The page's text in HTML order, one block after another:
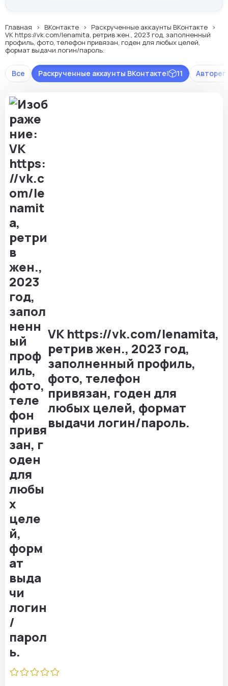
Главная ВКонтакте
Раскрученные аккаунты ВКонтакте
VK https://vk.com/lenamita, ретрив жен., 2023 год, заполненный
профиль, фото, телефон привязан, годен для любых целей,
формат выдачи логин/пароль.
Все Раскрученные аккаунты ВКонтакте| 11
VK https://vk.com/lenamita,
ретрив жен., 2023 год,
заполненный профиль,
фото, телефон
привязан, годен для
любых целей, формат
выдачи логин/пароль.